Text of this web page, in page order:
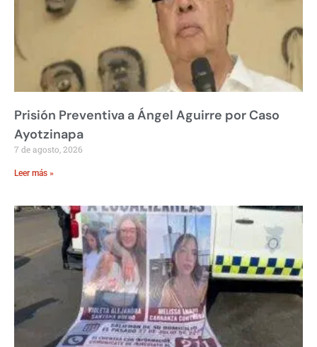
Prisión Preventiva a Ángel Aguirre por Caso
Ayotzinapa
7 de agosto, 2026
Leer más »